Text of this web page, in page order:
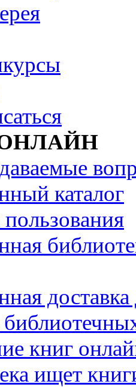
ОНЛАЙН
каталог
книг
ищет